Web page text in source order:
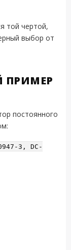
той чертой,
выбор от
ПРИМЕР
постоянного
3, DC-